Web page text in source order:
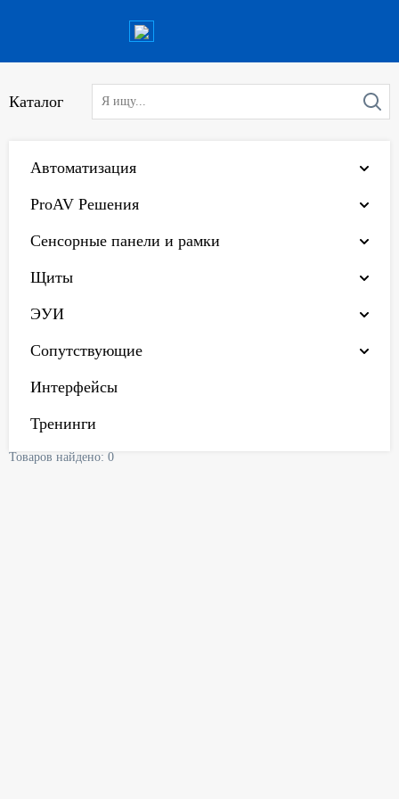
Каталог
Автоматизация
ProAV Решения
Сенсорные панели и рамки
Щиты
ЭУИ
Сопутствующие
Интерфейсы
Тренинги
Товаров найдено: 0